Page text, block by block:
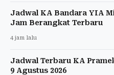
Jadwal KA Bandara YIA
Jam Berangkat Terbaru
4 jam lalu
Jadwal Terbaru KA
9 Agustus 2026